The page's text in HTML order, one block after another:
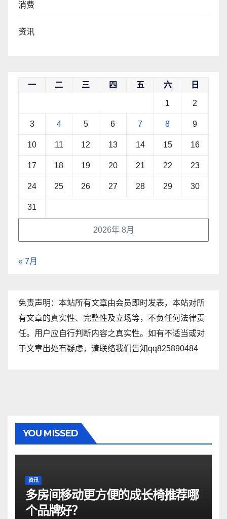
消费
资讯
2026年 8月
一 二 三 四 五 六 日
1 2
3 4 5 6 7 8 9
10 11 12 13 14 15 16
17 18 19 20 21 22 23
24 25 26 27 28 29 30
31
« 7月
免责声明：本站所有文章由会员即时发表，本站对所
有文章的真实性、完整性及立场等，不负任何法律责
任。用户应自行判断内容之真实性。如有不适当或对
于文章出处有疑虑，请联络我们告知qq825890484
YOU MISSED
资讯
多房间移动更方便的成长椅推荐哪
个品牌好？